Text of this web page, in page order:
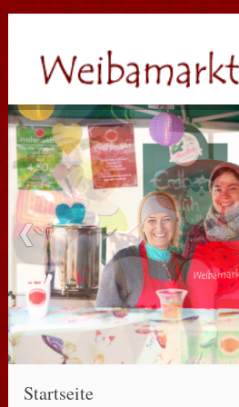
Startseite